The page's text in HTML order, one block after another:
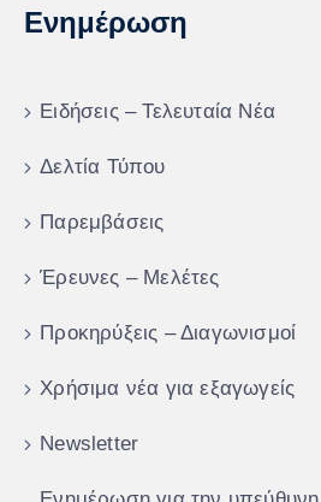
Ενημέρωση
Ειδήσεις – Τελευταία Νέα
Δελτία Τύπου
Παρεμβάσεις
Έρευνες – Μελέτες
Προκηρύξεις – Διαγωνισμοί
Χρήσιμα νέα για εξαγωγείς
Newsletter